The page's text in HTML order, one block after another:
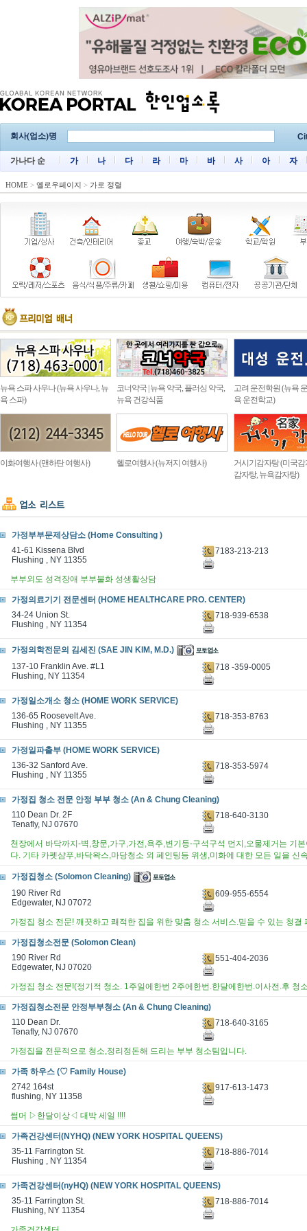
회사(업소)명
가나다 순 가 나 다 라 마 바 사 아 자
HOME > 옐로우페이지 > 가로 정렬
뉴욕 스파 사우나 (뉴욕 사우나, 뉴
욕 스파)
코너약국 | 뉴욕 약국, 플러싱 약국,
뉴욕 건강식품
고려 운전학원 (뉴욕
욕 운전학교)
이화여행사 (맨하탄 여행사) 헬로여행사 (뉴저지 여행사)
거시기감자탕 (미국감
감자탕, 뉴욕감자탕)
가정부부문제상담소 (Home Consulting )
41-61 Kissena Blvd
Flushing , NY 11355
7183-213-213
부부외도 성격장애 부부불화 성생활상담
가정의료기기 전문센터 (HOME HEALTHCARE PRO. CENTER)
34-24 Union St.
Flushing , NY 11354
718-939-6538
가정의학전문의 김세진 (SAE JIN KIM, M.D.)
137-10 Franklin Ave. #L1
Flushing, NY 11354
718 -359-0005
가정일소개소 청소 (HOME WORK SERVICE)
136-65 Roosevelt Ave.
Flushing , NY 11355
718-353-8763
가정일파출부 (HOME WORK SERVICE)
136-32 Sanford Ave.
Flushing , NY 11355
718-353-5974
가정집 청소 전문 안정 부부 청소 (An & Chung Cleaning)
110 Dean Dr. 2F
Tenafly, NJ 07670
718-640-3130
천장에서 바닥까지-벽,창문,가구,가전,욕주,변기등-구석구석 먼지,오물제거는 기
다. 기타 카펫샴푸,바닥왁스,마당청소 외 페인팅등 위생,미화에 대한 모든 일을 신
가정집청소 (Solomon Cleaning)
190 River Rd
Edgewater, NJ 07072
609-955-6554
가정집 청소 전문! 깨끗하고 쾌적한 집을 위한 맞춤 청소 서비스.믿을 수 있는 청결
가정집청소전문 (Solomon Clean)
190 River Rd
Edgewater, NJ 07020
551-404-2036
가정집 청소 전문!(정기적 청소. 1주일에한번 2주에한번.한달에한번.이사전.후 청
가정집청소전문 안정부부청소 (An & Chung Cleaning)
110 Dean Dr.
Tenafly, NJ 07670
718-640-3165
가정집을 전문적으로 청소,정리정돈해 드리는 부부 청소팀입니다.
가족 하우스 (♡ Family House)
2742 164st
flushing, NY 11358
917-613-1473
썸머 ▷한달이상◁ 대박 세일 !!!!
가족건강센터(NYHQ) (NEW YORK HOSPITAL QUEENS)
35-11 Farrington St.
Flushing , NY 11354
718-886-7014
가족건강센터(nyHQ) (NEW YORK HOSPITAL QUEENS)
35-11 Farrington St.
Flushing, NY 11354
718-886-7014